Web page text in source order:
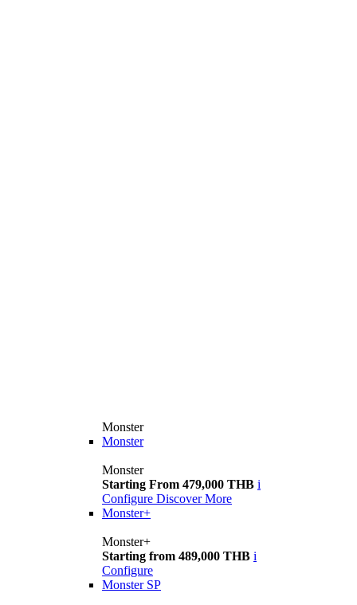
Monster
Monster
Monster
Starting From 479,000 THB i
Configure Discover More
Monster+
Monster+
Starting from 489,000 THB i
Configure
Monster SP